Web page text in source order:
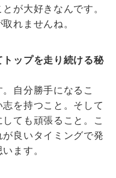
が大好きなんです。
れませんね。
ップを走り続ける秘
自分勝手になるこ
を持つこと。そして
ても頑張ること。こ
良いタイミングで発
ます。